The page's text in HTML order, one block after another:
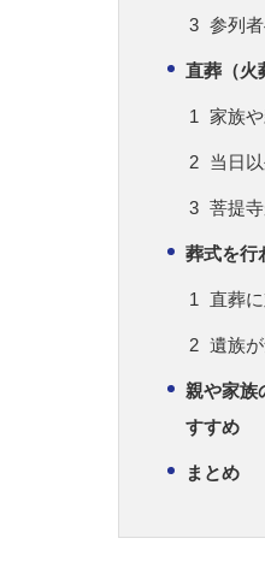
参列
直葬（火
家族
当日
菩提
葬式を行
直葬
遺族
親や家族
すすめ
まとめ